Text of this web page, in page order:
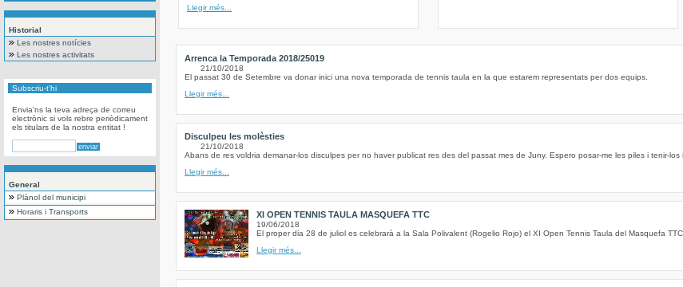
Historial
Les nostres notícies
Les nostres activitats
Subscriu-t'hi
Envia'ns la teva adreça de correu
electrònic si vols rebre periòdicament
els titulars de la nostra entitat !
General
Plànol del municipi
Horaris i Transports
Llegir més...
Arrenca la Temporada 2018/25019
21/10/2018
El passat 30 de Setembre va donar inici una nova temporada de tennis taula en la que estarem representats per dos equips.
Llegir més...
Disculpeu les molèsties
21/10/2018
Abans de res voldria demanar-los disculpes per no haver publicat res des del passat mes de Juny. Espero posar-me les piles i tenir-
Llegir més...
XI OPEN TENNIS TAULA MASQUEFA TTC
19/06/2018
El proper dia 28 de juliol es celebrarà a la Sala Polivalent (Rogelio Rojo) el XI Open Tennis Taula del Masquefa TTC.
Llegir més...